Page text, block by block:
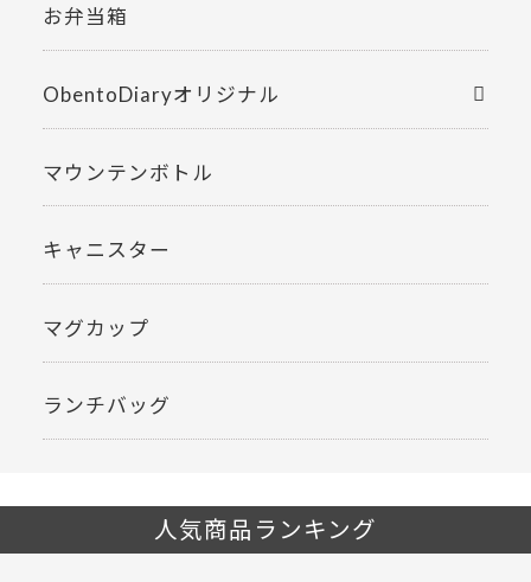
お弁当箱
ObentoDiaryオリジナル
マウンテンボトル
キャニスター
マグカップ
ランチバッグ
人気商品ランキング